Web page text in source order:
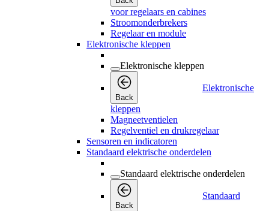
voor regelaars en cabines
Stroomonderbrekers
Regelaar en module
Elektronische kleppen
Elektronische kleppen
Back
Elektronische
kleppen
Magneetventielen
Regelventiel en drukregelaar
Sensoren en indicatoren
Standaard elektrische onderdelen
Standaard elektrische onderdelen
Back
Standaard